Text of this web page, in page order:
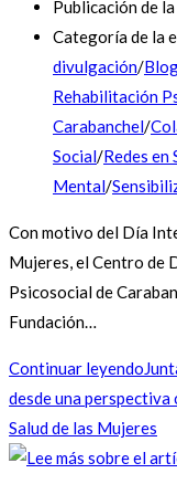
Publicación de
Categoría de la
divulgación/
Rehabilitación
Carabanchel/
Social/Redes en
Mental/
Con motivo del Día
Mujeres, el Centro de
Psicosocial de
Fundación…
Continuar leyendo
desde una
Salud de las Mujeres